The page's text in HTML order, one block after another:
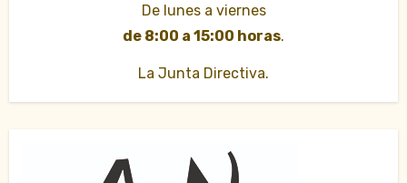
De lunes a viernes
de 8:00 a 15:00 horas.
La Junta Directiva.